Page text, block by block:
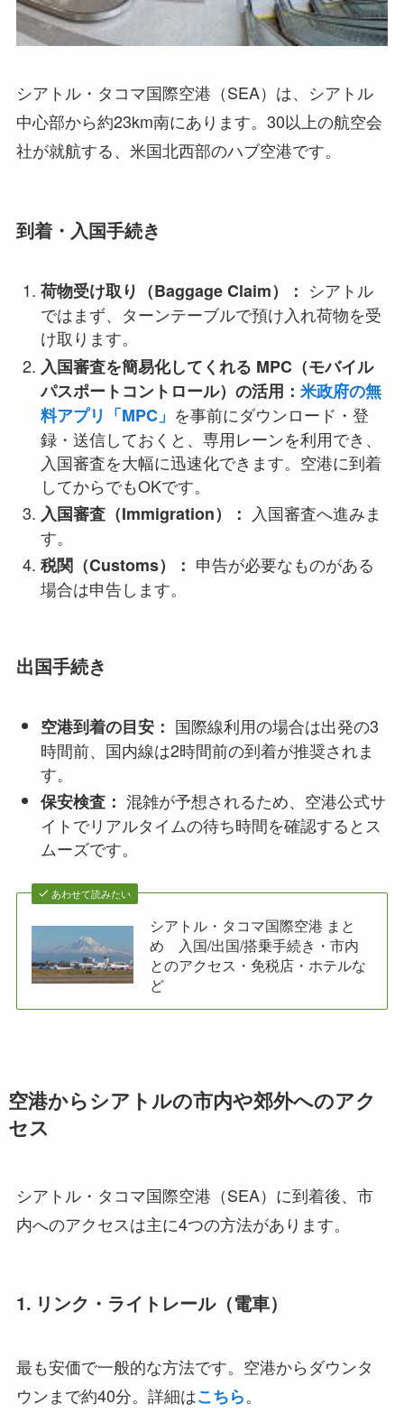
シアトル・タコマ国際空港（SEA）は、シアトル
中心部から約23km南にあります。30以上の航空会
社が就航する、米国北西部のハブ空港です。
到着・入国手続き
荷物受け取り（Baggage Claim）： シアトル
ではまず、ターンテーブルで預け入れ荷物を受
け取ります。
入国審査を簡易化してくれる MPC（モバイル
パスポートコントロール）の活用： 米政府の無
料アプリ「MPC」 を事前にダウンロード・登
録・送信しておくと、専用レーンを利用でき、
入国審査を大幅に迅速化できます。空港に到着
してからでもOKです。
入国審査（Immigration）：
入国審査へ進みま
す。
税関（Customs）： 申告が必要なものがある
場合は申告します。
出国手続き
空港到着の目安： 国際線利用の場合は出発の3
時間前、国内線は2時間前の到着が推奨されま
す。
保安検査： 混雑が予想されるため、空港公式サ
イトでリアルタイムの待ち時間を確認するとス
ムーズです。
あわせて読みたい
シアトル・タコマ国際空港 まと
め 入国/出国/搭乗手続き・市内
とのアクセス・免税店・ホテルな
ど
空港からシアトルの市内や郊外へのアク
セス
シアトル・タコマ国際空港（SEA）に到着後、市
内へのアクセスは主に4つの方法があります。
1. リンク・ライトレール（電車）
最も安価で一般的な方法です。空港からダウンタ
ウンまで約40分。詳細はこちら。